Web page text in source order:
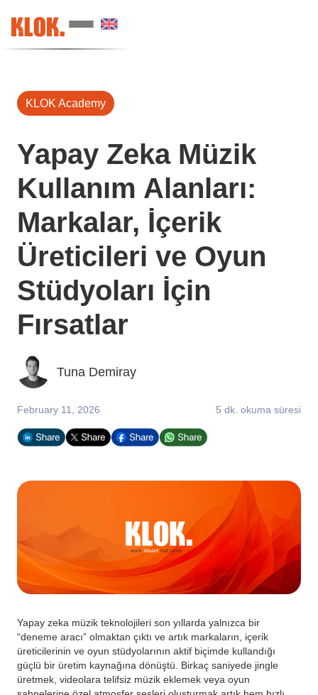
KLOK Academy
Yapay Zeka Müzik
Kullanım Alanları:
Markalar, İçerik
Üreticileri ve Oyun
Stüdyoları İçin
Fırsatlar
Tuna Demiray
February 11, 2026 5 dk. okuma süresi
Yapay zeka müzik teknolojileri son yıllarda yalnızca bir
“deneme aracı” olmaktan çıktı ve artık markaların, içerik
üreticilerinin ve oyun stüdyolarının aktif biçimde kullandığı
güçlü bir üretim kaynağına dönüştü. Birkaç saniyede jingle
üretmek, videolara telifsiz müzik eklemek veya oyun